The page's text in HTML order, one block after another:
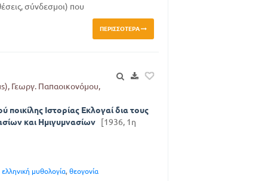
σύνδεσμοι) που
ΠΕΡΙΣΣΌΤΕΡΑ
Γεωργ. Παπαοικονόμου,
Ιστορίας Εκλογαί δια τους
και Ημιγυμνασίων
[1936, 1η
ελληνική μυθολογία, θεογονία